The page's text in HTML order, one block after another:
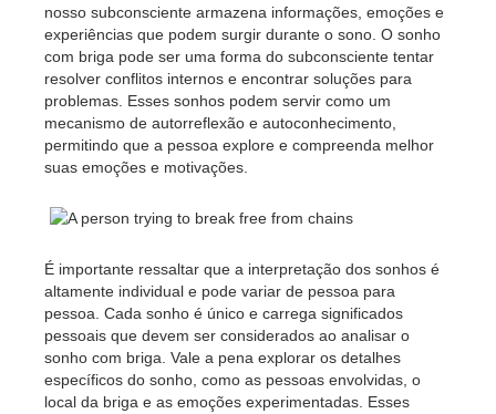
nosso subconsciente armazena informações, emoções e
experiências que podem surgir durante o sono. O sonho
com briga pode ser uma forma do subconsciente tentar
resolver conflitos internos e encontrar soluções para
problemas. Esses sonhos podem servir como um
mecanismo de autorreflexão e autoconhecimento,
permitindo que a pessoa explore e compreenda melhor
suas emoções e motivações.
É importante ressaltar que a interpretação dos sonhos é
altamente individual e pode variar de pessoa para
pessoa. Cada sonho é único e carrega significados
pessoais que devem ser considerados ao analisar o
sonho com briga. Vale a pena explorar os detalhes
específicos do sonho, como as pessoas envolvidas, o
local da briga e as emoções experimentadas. Esses